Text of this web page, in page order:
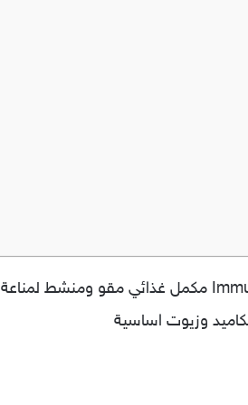
سنتعرف فى المقاله على سعر ومواصفات أميونفيتا الذي يحسن وظائف الجهاز المناعي إميونفيتا – Immunvita مكمل غذائي مقو ومنشط لمناعة
وزيوت اساسية